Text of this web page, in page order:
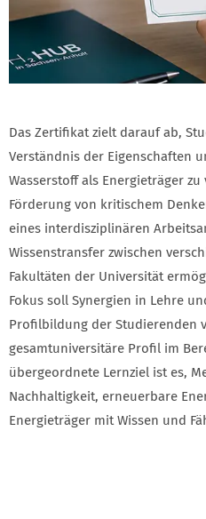
Das Zertifikat zielt darauf ab,
Verständnis der Eigenschaften
Wasserstoff als Energieträger
Förderung von kritischem
eines interdisziplinären
Wissenstransfer zwischen
Fakultäten der Universität
Fokus soll Synergien in Lehre
Profilbildung der Studierenden
gesamtuniversitäre Profil im
übergeordnete Lernziel ist es,
Nachhaltigkeit, erneuerbare
Energieträger mit Wissen und